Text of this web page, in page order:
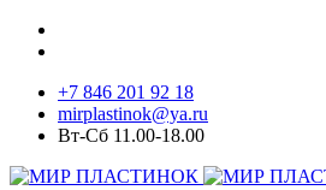
+7 846 201 92 18
mirplastinok@ya.ru
Вт-Сб 11.00-18.00